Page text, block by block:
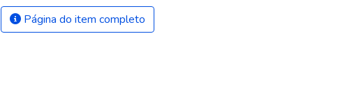
Página do item completo